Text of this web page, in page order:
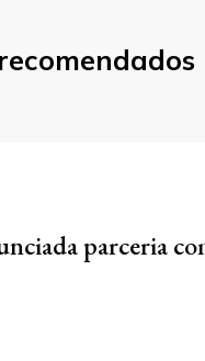
parceria